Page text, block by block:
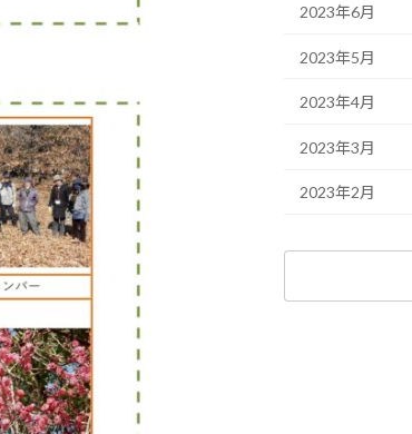
2023年6月
2023年5月
2023年4月
2023年3月
2023年2月